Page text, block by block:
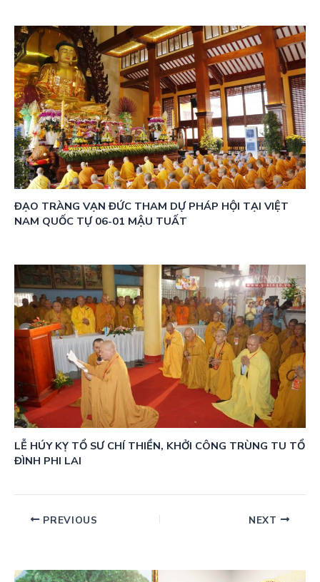
ĐẠO TRÀNG VẠN ĐỨC THAM DỰ PHÁP HỘI TẠI VIỆT
NAM QUỐC TỰ 06-01 MẬU TUẤT
LỄ HÚY KỴ TỔ SƯ CHÍ THIỀN, KHỞI CÔNG TRÙNG TU TỔ
ĐÌNH PHI LAI
PREVIOUS NEXT